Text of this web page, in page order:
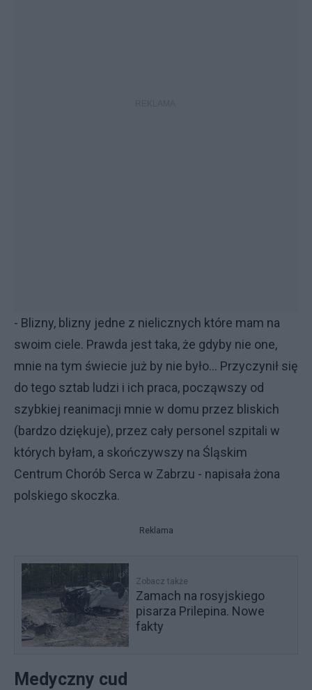
- Blizny, blizny jedne z nielicznych które mam na
swoim ciele. Prawda jest taka, że gdyby nie one,
mnie na tym świecie już by nie było… Przyczynił się
do tego sztab ludzi i ich praca, począwszy od
szybkiej reanimacji mnie w domu przez bliskich
(bardzo dziękuje), przez cały personel szpitali w
których byłam, a skończywszy na Śląskim
Centrum Chorób Serca w Zabrzu - napisała żona
polskiego skoczka.
Reklama
Zobacz także
Zamach na rosyjskiego
pisarza Prilepina. Nowe
fakty
Medyczny cud